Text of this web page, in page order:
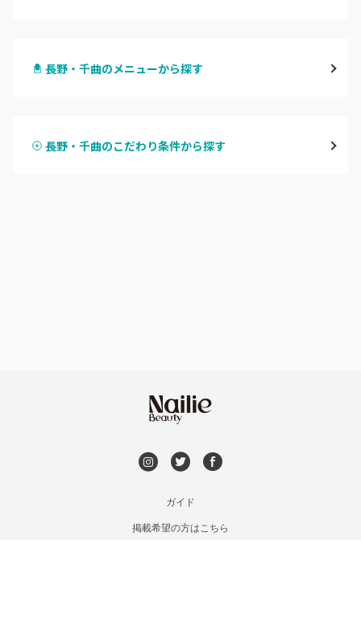
松本・塩尻
長野・千曲のメニューから探す
ハンドスカルプ
長野・千曲のこだわり条件から探す
ガイド
掲載希望の方はこちら